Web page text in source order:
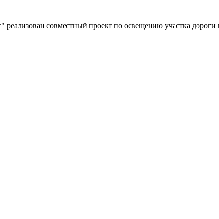
совместный проект по освещению участка дороги